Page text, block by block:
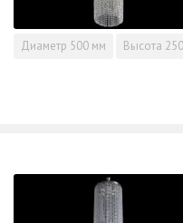
Диаметр 500 мм Высота